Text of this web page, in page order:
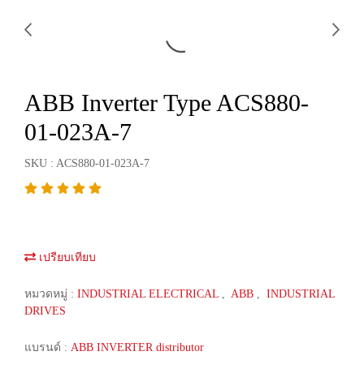
ABB Inverter Type ACS880-
01-023A-7
SKU : ACS880-01-023A-7
เปรียบเทียบ
หมวดหมู่ : INDUSTRIAL ELECTRICAL , ABB , INDUSTRIAL
DRIVES
แบรนด์ : ABB INVERTER distributor